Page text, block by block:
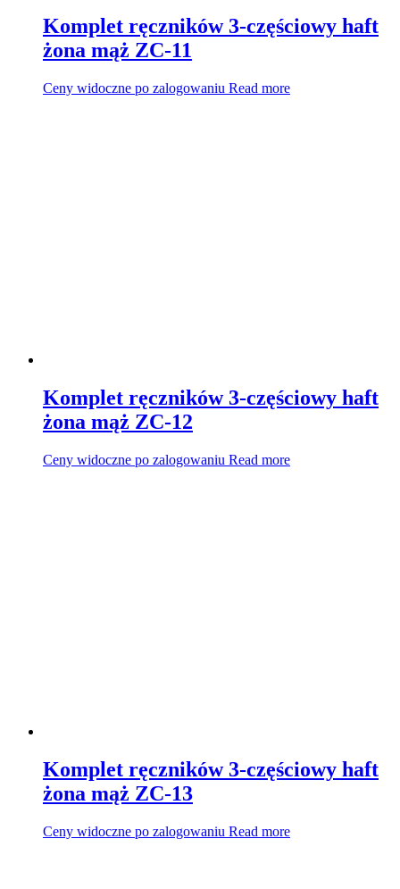
Komplet ręczników 3-częściowy haft
żona mąż ZC-11
Ceny widoczne po zalogowaniu Read more
Komplet ręczników 3-częściowy haft
żona mąż ZC-12
Ceny widoczne po zalogowaniu Read more
Komplet ręczników 3-częściowy haft
żona mąż ZC-13
Ceny widoczne po zalogowaniu Read more